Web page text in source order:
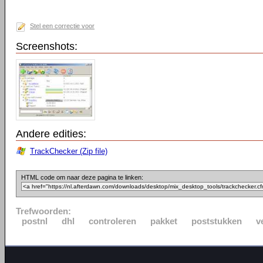
Stel een correctie voor
Screenshots:
Andere edities:
TrackChecker (Zip file)
HTML code om naar deze pagina te linken:
Trefwoorden:
postnl
dhl controleren pakket poststukken